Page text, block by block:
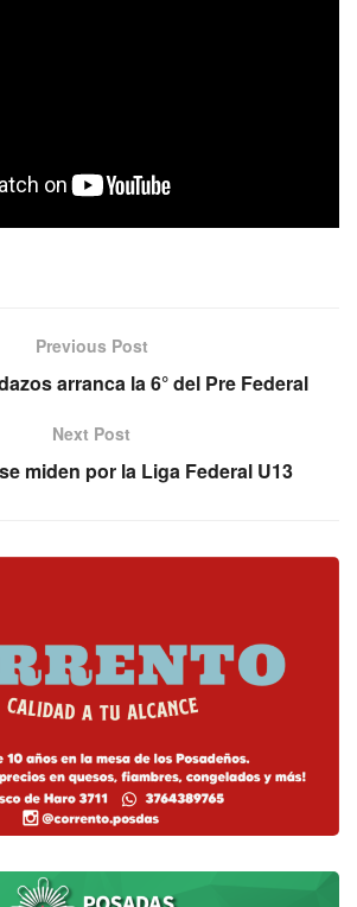
Previous Post
arranca la 6° del Pre Federal
Next Post
miden por la Liga Federal U13